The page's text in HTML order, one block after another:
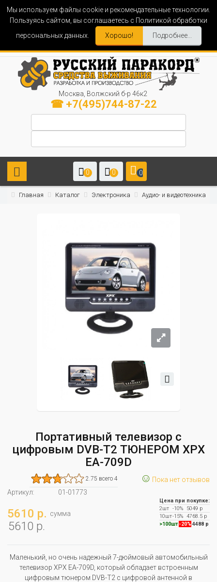
Мы используем файлы cookie и рекомендательные технологии.
Пользуясь сайтом, вы соглашаетесь с Политикой обработки
персональных данных.
Хорошо! Подробнее...
Москва, Волжский б-р 46к2
☎ +7(495)744-87-22
0 0 0
Главная Каталог Электроника Аудио- и видеотехника
Портативный телевизор с
цифровым DVB-T2 ТЮНЕРОМ XPX
EA-709D
2.75 всего 4 ☺ Пока нет отзывов
Артикул:
01-01773
5610 р. сумма
5610 р.
Цена при покупке:
2шт -10% 5049 р
10шт-15% 4768.5 р
>100шт -20% 4488 р
Маленький, но очень надежный 7-дюймовый автомобильный
телевизор XPX EA-709D, который обладает встроенным
цифровым тюнером DVB-T2 с цифровой антенной в